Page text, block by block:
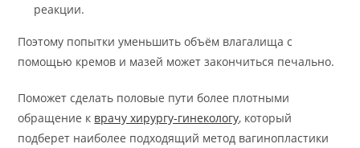
реакции.
Поэтому попытки уменьшить объём влагалища с
помощью кремов и мазей может закончиться печально.
Поможет сделать половые пути более плотными
обращение к врачу хирургу-гинекологу, который
подберет наиболее подходящий метод вагинопластики